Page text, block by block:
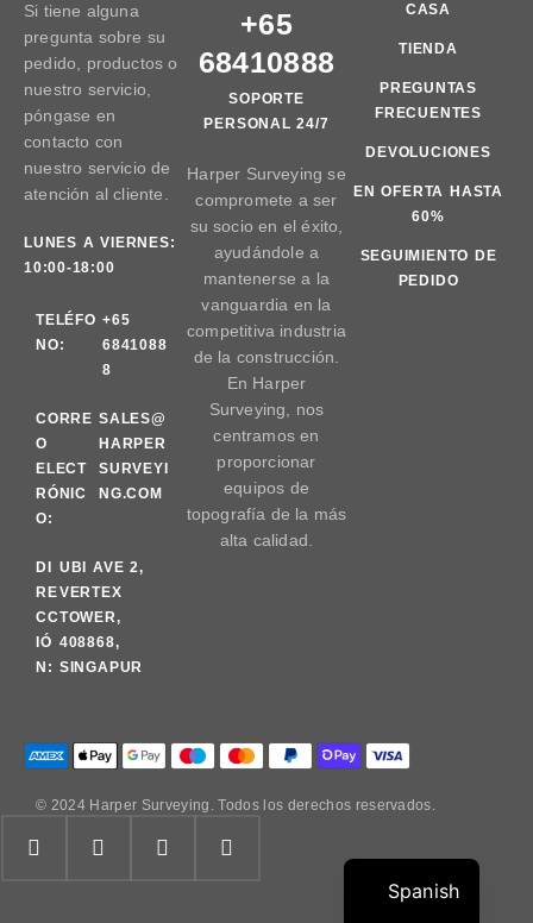
Si tiene alguna
pregunta sobre su
pedido, productos o
nuestro servicio,
póngase en
contacto con
nuestro servicio de
atención al cliente.
LUNES A VIERNES:
10:00-18:00
TELÉFO
NO:
+65
6841088
8
CORRE
O
ELECT
RÓNIC
O:
SALES@
HARPER
SURVEYI
NG.COM
DI
RE
CC
IÓ
N:
UBI AVE 2,
VERTEX
TOWER,
408868,
SINGAPUR
+65
68410888
SOPORTE
PERSONAL 24/7
Harper Surveying se
compromete a ser
su socio en el éxito,
ayudándole a
mantenerse a la
vanguardia en la
competitiva industria
de la construcción.
En Harper
Surveying, nos
centramos en
proporcionar
equipos de
topografía de la más
alta calidad.
CASA
TIENDA
PREGUNTAS
FRECUENTES
DEVOLUCIONES
EN OFERTA HASTA
60%
SEGUIMIENTO DE
PEDIDO
© 2024 Harper Surveying. Todos los derechos reservados.
Spanish